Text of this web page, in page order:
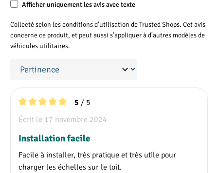
Afficher uniquement les avis avec texte
Collecté selon les conditions d'utilisation de Trusted Shops. Cet avis
concerne ce produit, et peut aussi s’appliquer à d’autres modèles de
véhicules utilitaires.
Écrit le 17 novembre 2024
Note moyenne de 5 sur 5 étoiles
5 / 5
Installation facile
Facile à installer, très pratique et très utile pour
charger les échelles sur le toit.